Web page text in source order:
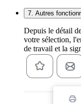
7. Autres
Depuis le détail
votre sélection,
de travail et la